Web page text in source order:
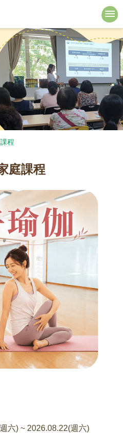
程
庭課程
六) ~ 2026.08.22(週六)